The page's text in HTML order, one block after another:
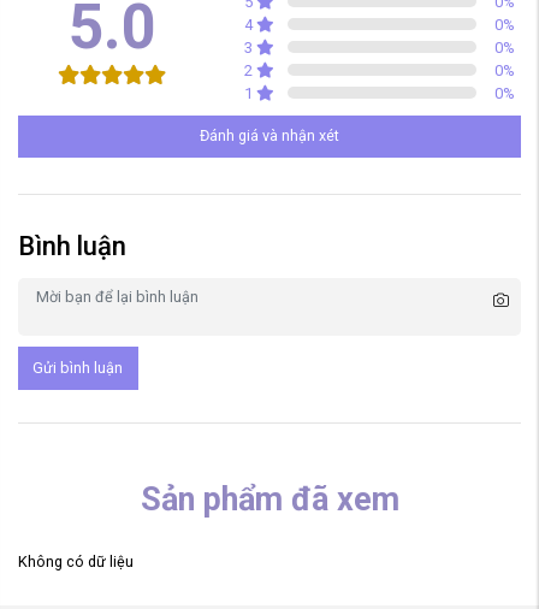
5.0
4
0%
3
0%
2
0%
1
0%
Đánh giá và nhận xét
Bình luận
Gửi bình luận
Sản phẩm đã xem
Không có dữ liệu